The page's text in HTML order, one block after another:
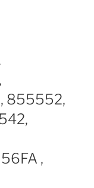
855552,
,